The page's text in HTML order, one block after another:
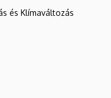
és Klímaváltozás